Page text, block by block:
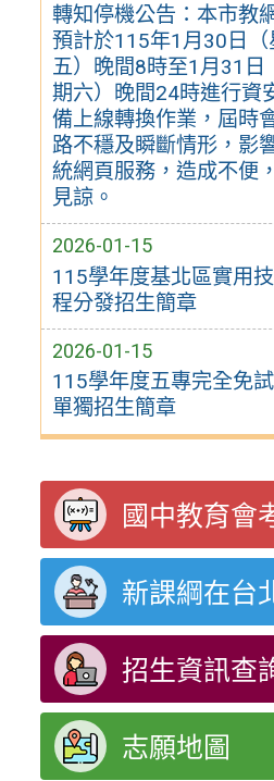
轉知停機公告：本市教
預計於115年1月30日（
五）晚間8時至1月31日
期六）晚間24時進行資
備上線轉換作業，屆時
路不穩及瞬斷情形，影
統網頁服務，造成不便
見諒。
2026-01-15
115學年度基北區實用
程分發招生簡章
2026-01-15
115學年度五專完全免
單獨招生簡章
國中教育會
新課綱在台
招生資訊查
志願地圖